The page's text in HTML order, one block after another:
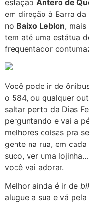
estação Antero de
em direção à Barra
no Baixo Leblon, mais
tem até uma estátua
frequentador
Você pode ir de
o 584, ou qualquer
saltar perto da Dias
perguntando e vai a
melhores coisas pra
gente na rua, em
suco, ver uma
você vai adorar.
Melhor ainda é ir de
alugue a sua e vá